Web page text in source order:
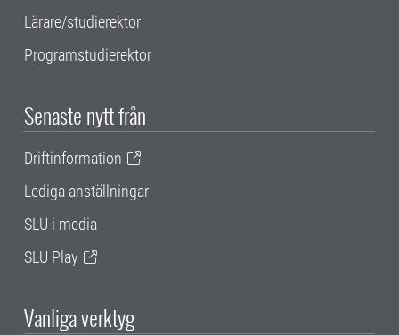
Lärare/studierektor
Programstudierektor
Senaste nytt från
Driftinformation
Lediga anställningar
SLU i media
SLU Play
Vanliga verktyg